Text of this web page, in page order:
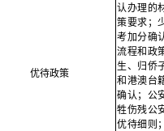
优待政策
认办理的
策要求；
考加分确
流程和政
生、归侨
和港澳台
确认；公
牲伤残公
优待细则